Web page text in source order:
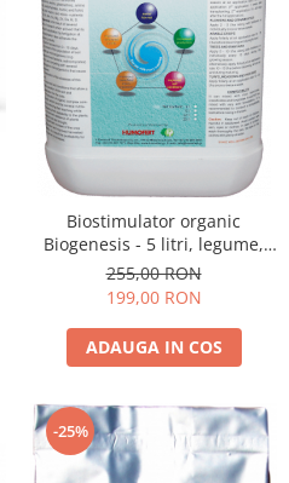
Biostimulator organic
Biogenesis - 5 litri, legume,
cereale, pomi, vie
255,00 RON
199,00 RON
ADAUGA IN COS
-25%